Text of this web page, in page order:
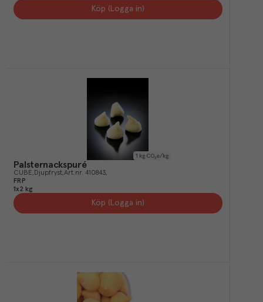
Köp (Logga in)
1 kg CO₂e/kg
Palsternackspuré
CUBE Djupfryst Art.nr. 410843
FRP
1x2 kg
Köp (Logga in)